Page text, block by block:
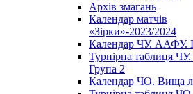
Архів змагань
Календар матчів
«Зірки»-2023/2024
Календар ЧУ. ААФУ.
Турнірна таблиця
Група 2
Календар ЧО. Вища